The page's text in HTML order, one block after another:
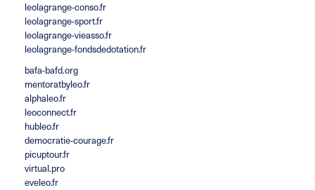
leolagrange-conso.fr
leolagrange-sport.fr
leolagrange-vieasso.fr
leolagrange-fondsdedotation.fr
bafa-bafd.org
mentoratbyleo.fr
alphaleo.fr
leoconnect.fr
hubleo.fr
democratie-courage.fr
picuptour.fr
virtual.pro
eveleo.fr